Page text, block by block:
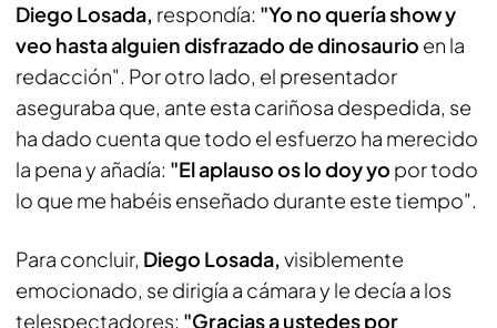
Diego Losada, respondía: "Yo no quería show y
veo hasta alguien disfrazado de dinosaurio en la
redacción". Por otro lado, el presentador
aseguraba que, ante esta cariñosa despedida, se
ha dado cuenta que todo el esfuerzo ha merecido
la pena y añadía: "El aplauso os lo doy yo por todo
lo que me habéis enseñado durante este tiempo".
Para concluir, Diego Losada,visiblemente
emocionado, se dirigía a cámara y le decía a los
telespectadores: "Gracias a ustedes por